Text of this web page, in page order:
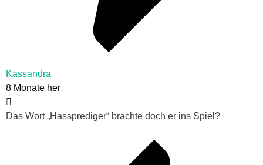
Kassandra
8 Monate her
Das Wort „Hassprediger“ brachte doch er ins Spiel?